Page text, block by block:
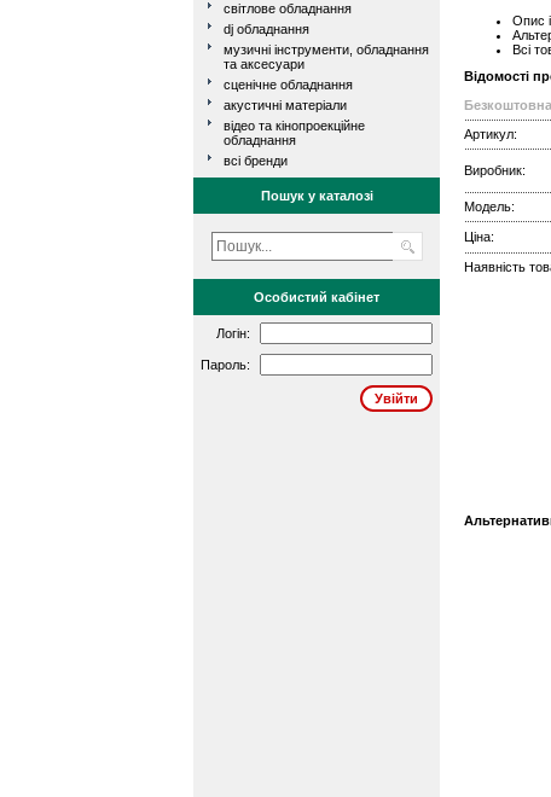
світлове обладнання
dj обладнання
музичні інструменти, обладнання
та аксесуари
сценічне обладнання
акустичні матеріали
відео та кінопроекційне
обладнання
всі бренди
Пошук у каталозі
Особистий кабінет
Логін:
Пароль:
Опис
Всі
Відомості
Артикул:
Виробник:
Модель:
Ціна:
Наявність